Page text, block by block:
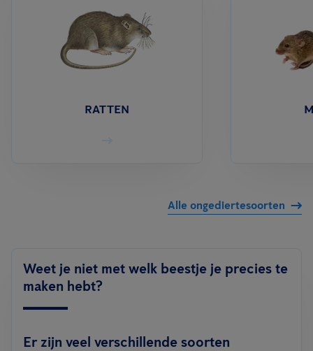
RATTEN
Alle ongediertesoorten
Weet je niet met welk beestje je precies te
maken hebt?
Er zijn veel verschillende soorten